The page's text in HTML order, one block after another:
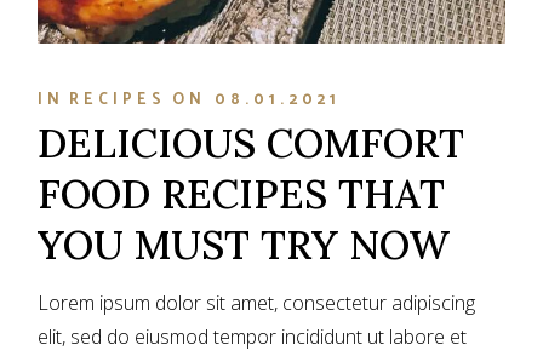
IN RECIPES ON 08.01.2021
DELICIOUS COMFORT
FOOD RECIPES THAT
YOU MUST TRY NOW
Lorem ipsum dolor sit amet, consectetur adipiscing
elit, sed do eiusmod tempor incididunt ut labore et